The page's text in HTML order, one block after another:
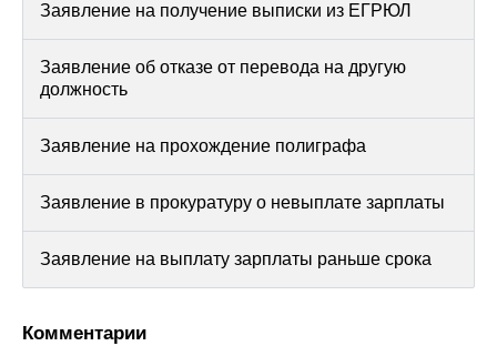
Заявление на получение выписки из ЕГРЮЛ
Заявление об отказе от перевода на другую
должность
Заявление на прохождение полиграфа
Заявление в прокуратуру о невыплате зарплаты
Заявление на выплату зарплаты раньше срока
Комментарии